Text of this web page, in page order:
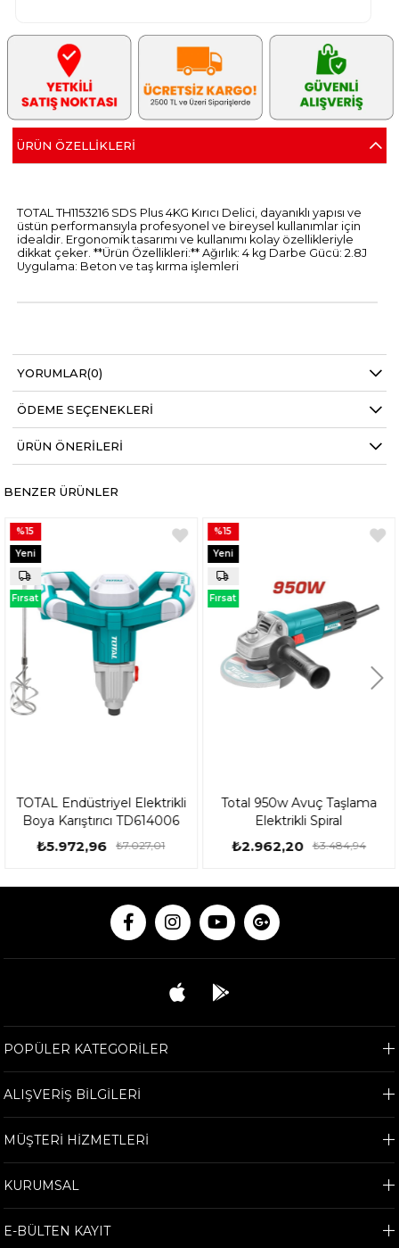
ÜRÜN ÖZELLIKLERI
TOTAL TH1153216 SDS Plus 4KG Kırıcı Delici, dayanıklı yapısı ve
üstün performansıyla profesyonel ve bireysel kullanımlar için
idealdir. Ergonomik tasarımı ve kullanımı kolay özellikleriyle
dikkat çeker. **Ürün Özellikleri:** Ağırlık: 4 kg Darbe Gücü: 2.8J
Uygulama: Beton ve taş kırma işlemleri
YORUMLAR(0)
ÖDEME SEÇENEKLERI
ÜRÜN ÖNERILERI
BENZER ÜRÜNLER
TOTAL Endüstriyel Elektrikli
Boya Karıştırıcı TD614006
₺5.972,96 ₺7.027,01
%15
Yeni
Ürün
Fırsat
Total 950w Avuç Taşlama
Elektrikli Spiral
₺2.962,20 ₺3.484,94
%15
Yeni
Ürün
Fırsat
POPÜLER KATEGORİLER
ALIŞVERİŞ BİLGİLERİ
MÜŞTERİ HİZMETLERİ
KURUMSAL
E-BÜLTEN KAYIT